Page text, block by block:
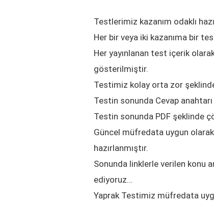
Testlerimiz kazanım odaklı
Her bir veya iki kazanıma bir
Her yayınlanan test içerik
gösterilmiştir.
Testimiz kolay orta zor
Testin sonunda Cevap
Testin sonunda PDF şeklinde
Güncel müfredata uygun
hazırlanmıştır.
Sonunda linklerle verilen konu
ediyoruz…
Yaprak Testimiz müfredata